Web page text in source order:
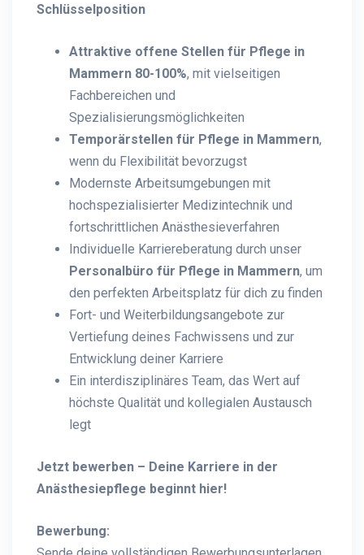
Schlüsselposition
Attraktive offene Stellen für Pflege in
Mammern 80-100%, mit vielseitigen
Fachbereichen und
Spezialisierungsmöglichkeiten
Temporärstellen für Pflege in Mammern,
wenn du Flexibilität bevorzugst
Modernste Arbeitsumgebungen mit
hochspezialisierter Medizintechnik und
fortschrittlichen Anästhesieverfahren
Individuelle Karriereberatung durch unser
Personalbüro für Pflege in Mammern, um
den perfekten Arbeitsplatz für dich zu finden
Fort- und Weiterbildungsangebote zur
Vertiefung deines Fachwissens und zur
Entwicklung deiner Karriere
Ein interdisziplinäres Team, das Wert auf
höchste Qualität und kollegialen Austausch
legt
Jetzt bewerben – Deine Karriere in der
Anästhesiepflege beginnt hier!
Bewerbung: